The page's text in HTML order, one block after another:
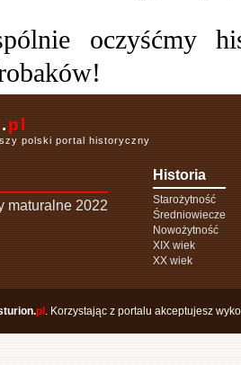
oczyśćmy
pl
polski portal historyczny
maturalne 2022
Historia
Starożytność
Średniowiecze
Nowożytność
XIX wiek
XX wiek
pl . Korzystając z portalu akceptujesz